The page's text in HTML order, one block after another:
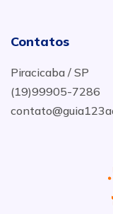
Contatos
Piracicaba / SP
(19)99905-7286